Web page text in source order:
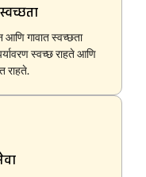
गावात स्वच्छता
स्वच्छ राहते आणि
राहते.